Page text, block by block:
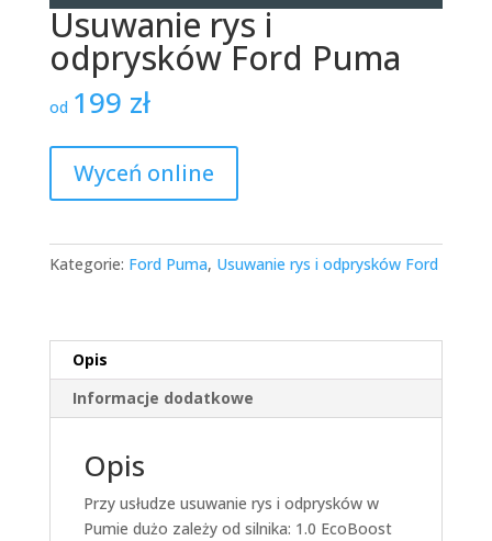
Usuwanie rys i
odprysków Ford Puma
od 199 zł
Wyceń online
Kategorie: Ford Puma, Usuwanie rys i odprysków Ford
Opis
Informacje dodatkowe
Opis
Przy usłudze usuwanie rys i odprysków w
Pumie dużo zależy od silnika: 1.0 EcoBoost